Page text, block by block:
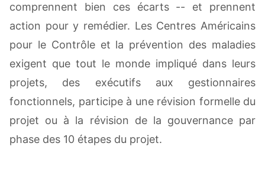
comprennent bien ces écarts -- et prennent
action pour y remédier. Les Centres Américains
pour le Contrôle et la prévention des maladies
exigent que tout le monde impliqué dans leurs
projets, des exécutifs aux gestionnaires
fonctionnels, participe à une révision formelle du
projet ou à la révision de la gouvernance par
phase des 10 étapes du projet.